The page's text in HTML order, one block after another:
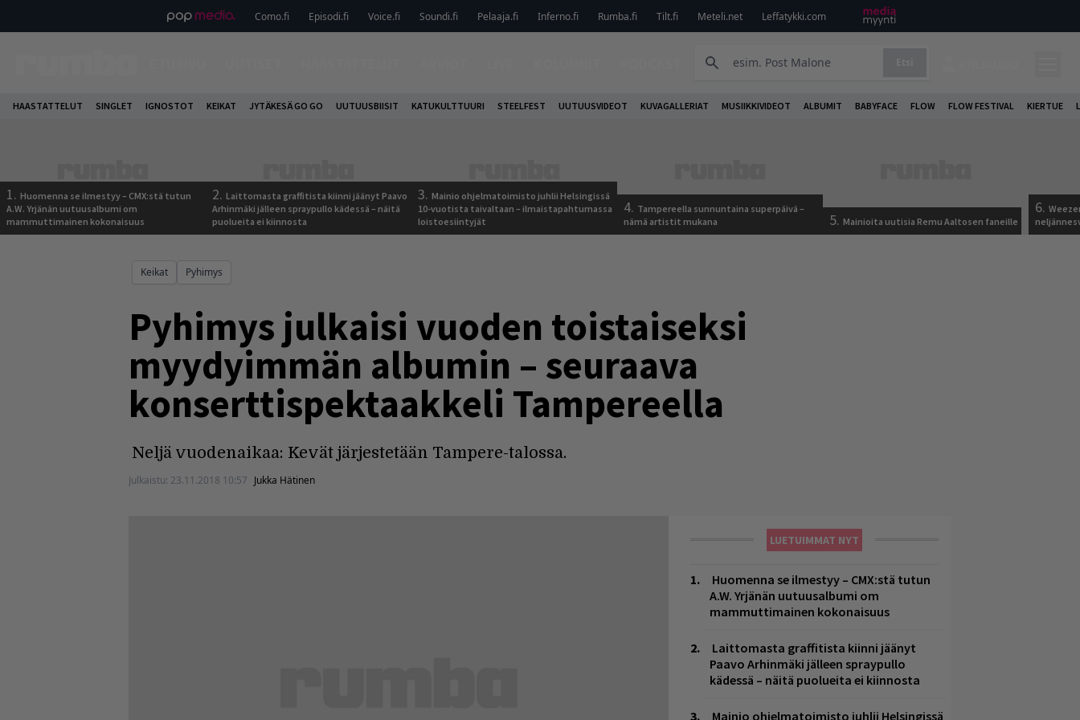
Como.fi Episodi.fi Voice.fi Soundi.fi Pelaaja.fi Inferno.fi Rumba.fi Tilt.fi Meteli.net Leffatykki.com
HAASTATTELUT SINGLET IGNOSTOT KEIKAT JYTÄKESÄ GO GO UUTUUSBIISIT KATUKULTTUURI STEELFEST UUTUUSVIDEOT KUVAGALLERIAT MUSIIKKIVIDEOT ALBUMIT BABYFACE FLOW FLOW FESTIVAL KIERTUE
1. Huomenna se ilmestyy – CMX:stä tutun
A.W. Yrjänän uutuusalbumi om
mammuttimainen kokonaisuus
2. Laittomasta graffitista kiinni jäänyt Paavo
Arhinmäki jälleen spraypullo kädessä – näitä
puolueita ei kiinnosta
3. Mainio ohjelmatoimisto juhlii Helsingissä
10-vuotista taivaltaan – ilmaistapahtumassa
loistoesiintyjät
4. Tampereella sunnuntaina superpäivä –
nämä artistit mukana
5. Mainioita uutisia Remu Aaltosen faneille
6.
Keikat Pyhimys
Pyhimys julkaisi vuoden toistaiseksi
myydyimmän albumin – seuraava
konserttispektaakkeli Tampereella
Neljä vuodenaikaa: Kevät järjestetään Tampere-talossa.
Julkaistu: 23.11.2018 10:57 Jukka Hätinen
LUETUIMMAT NYT
Huomenna se ilmestyy – CMX:stä tutun
A.W. Yrjänän uutuusalbumi om
mammuttimainen kokonaisuus
Laittomasta graffitista kiinni jäänyt
Paavo Arhinmäki jälleen spraypullo
kädessä – näitä puolueita ei kiinnosta
Mainio ohjelmatoimisto juhlii Helsingissä